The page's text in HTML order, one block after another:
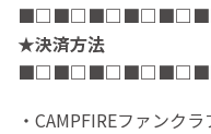
■□■□■□■□■□
★決済方法
■□■□■□■□■□
・CAMPFIREファンク